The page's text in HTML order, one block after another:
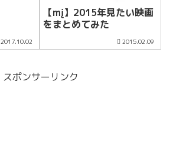
2017.10.02
【mį】2015年見たい映画
をまとめてみた
2015.02.09
スポンサーリンク